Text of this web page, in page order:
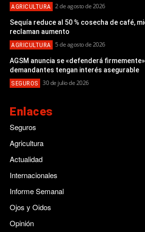
AGRICULTURA 2 de agosto de 2026
Sequía reduce al 50 % cosecha de café,
reclaman aumento
AGRICULTURA 5 de agosto de 2026
AGSM anuncia se «defenderá
demandantes tengan interés asegurable
SEGUROS 30 de julio de 2026
Enlaces
Seguros
Agricultura
Actualidad
Internacionales
Informe Semanal
Ojos y Oidos
Opinión